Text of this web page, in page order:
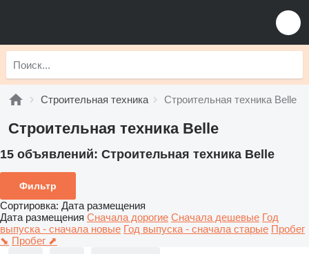
Строительная техника Строительная техника Belle
Строительная техника Belle
15 объявлений: Строительная техника Belle
Фильтр
Сортировка: Дата размещения
Дата размещения Сначала дорогие Сначала дешевые Год
выпуска - сначала новые Год выпуска - сначала старые Пробег
⬊ Пробег ⬈